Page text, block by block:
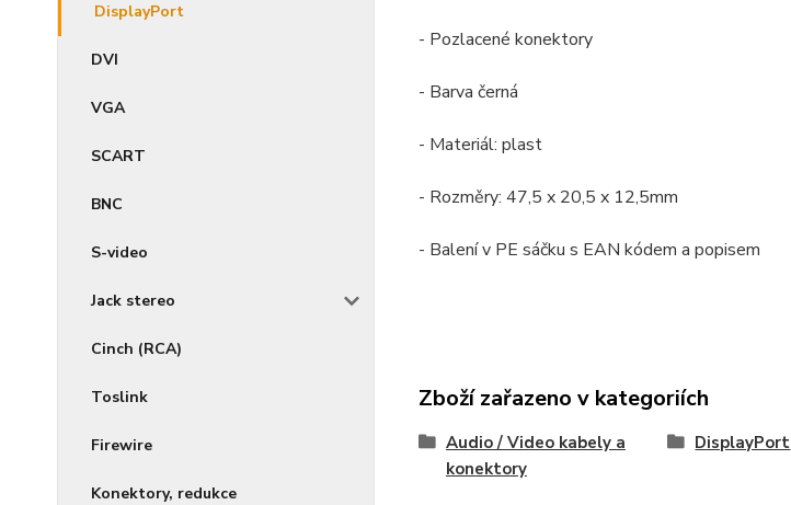
DisplayPort
DVI
VGA
SCART
BNC
S-video
Jack stereo
Cinch (RCA)
Toslink
Firewire
Konektory, redukce
- Pozlacené konektory
- Barva černá
- Materiál: plast
- Rozměry: 47,5 x 20,5 x 12,5mm
- Balení v PE sáčku s EAN kódem a popisem
Zboží zařazeno v kategoriích
Audio / Video kabely a
konektory
DisplayPort